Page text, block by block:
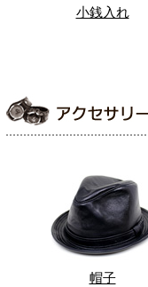
小銭入れ
帽子